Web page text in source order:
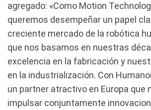
agregado: «Como Motion
queremos desempeñar un papel
creciente mercado de la robótica
que nos basamos en nuestras
excelencia en la fabricación y
en la industrialización. Con
un partner atractivo en Europa que
impulsar conjuntamente